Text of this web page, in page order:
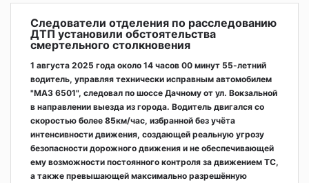
Следователи отделения по расследованию
ДТП установили обстоятельства
смертельного столкновения
1 августа 2025 года около 14 часов 00 минут 55-летний
водитель, управляя технически исправным автомобилем
"МАЗ 6501", следовал по шоссе Дачному от ул. Вокзальной
в направлении выезда из города. Водитель двигался со
скоростью более 85км/час, избранной без учёта
интенсивности движения, создающей реальную угрозу
безопасности дорожного движения и не обеспечивающей
ему возможности постоянного контроля за движением ТС,
а также превышающей максимально разрешённую